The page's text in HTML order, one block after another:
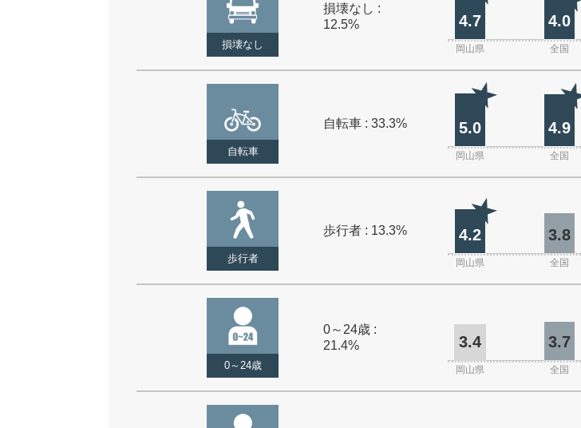
損壊なし
損壊なし :
12.5%
4.7 4.0
岡山県 全国
自転車
自転車 : 33.3% 5.0 4.9
岡山県 全国
歩行者
歩行者 : 13.3% 4.2 3.8
岡山県 全国
0～24歳
0～24歳 :
21.4%
3.4 3.7
岡山県 全国